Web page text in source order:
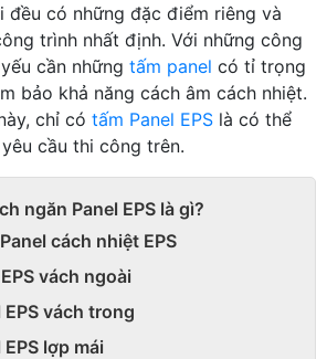
đều có những đặc điểm riêng và
trình nhất định. Với những công
cần những tấm panel có tỉ trọng
bảo khả năng cách âm cách nhiệt.
chỉ có tấm Panel EPS là có thể
cầu thi công trên.
ngăn Panel EPS là gì?
cách nhiệt EPS
vách ngoài
EPS vách trong
lợp mái